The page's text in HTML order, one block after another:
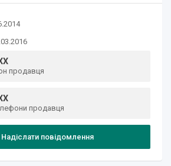
продавця
продавця
Надіслати повідомлення